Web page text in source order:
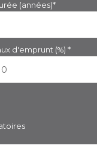
(années)*
d'emprunt (%) *